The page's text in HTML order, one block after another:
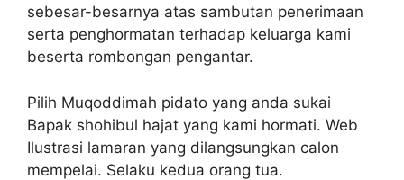
sebesar-besarnya atas sambutan penerimaan
serta penghormatan terhadap keluarga kami
beserta rombongan pengantar.
Pilih Muqoddimah pidato yang anda sukai
Bapak shohibul hajat yang kami hormati. Web
Ilustrasi lamaran yang dilangsungkan calon
mempelai. Selaku kedua orang tua.